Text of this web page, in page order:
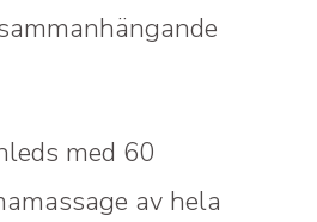
med 60
av hela